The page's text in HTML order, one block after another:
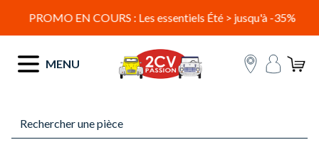
PROMO EN COURS : Les essentiels Été > jusqu'à -35%
MENU